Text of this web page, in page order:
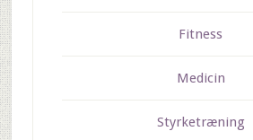
Fitness
Medicin
Styrketræning